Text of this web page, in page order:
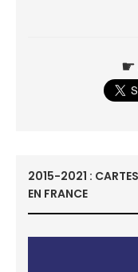
☛
2015-2021 :
EN FRANCE